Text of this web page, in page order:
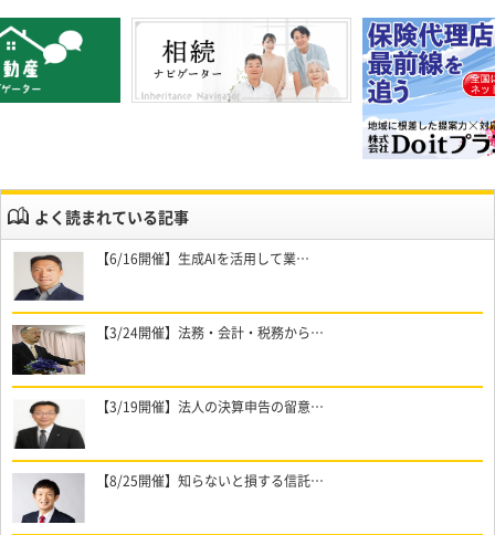
よく読まれている記事
【6/16開催】生成AIを活用して業…
【3/24開催】法務・会計・税務から…
【3/19開催】法人の決算申告の留意…
【8/25開催】知らないと損する信託…